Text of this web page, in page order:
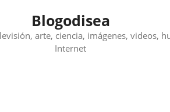
Blogodisea
arte, ciencia, imágenes, videos,
Internet